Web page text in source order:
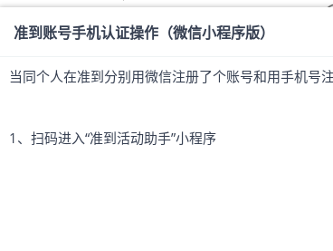
准到账号手机认证操作（微信小程序版）
当同个人在准到分别用微信注册了个账号和用手机号
1、扫码进入“准到活动助手”小程序